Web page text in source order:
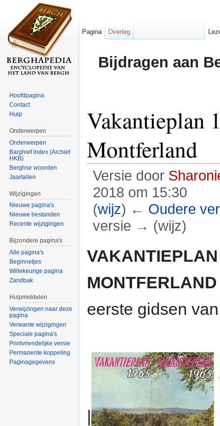
Bijdragen aan
Vakantieplan
Montferland
Versie door
2018 om 15:30
(wijz) ← Oudere
versie → (wijz)
MONTFERLAND
eerste gidsen
|
Pagina Overleg
Hoofdpagina
Contact
Hulp
Onderwerpen
Onderwerpen
Barghief Index (Archief
HKB)
Berghse woorden
Jaartallen
Wijzigingen
Nieuwe pagina's
Nieuwe bestanden
Recente wijzigingen
Bijzondere pagina's
Alle pagina's
Beginnetjes
Willekeurige pagina
Zandbak
Hulpmiddelen
Verwijzingen naar deze
pagina
Verwante wijzigingen
Speciale pagina's
Printvriendelijke versie
Permanente koppeling
Paginagegevens